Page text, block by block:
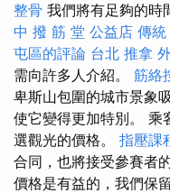
整骨 我們將有足夠的時
中 撥 筋 堂 公益店 傳
屯區的評論 台北 推拿
需向許多人介紹。 筋絡
卑斯山包圍的城市景象
使它變得更加特別。 乘
選觀光的價格。 指壓課
合同，也將接受參賽者
價格是有益的，我們保